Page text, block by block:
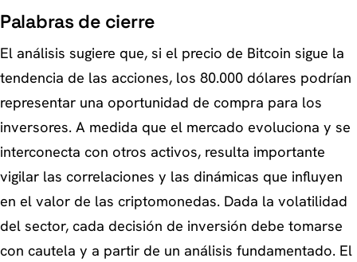
Palabras de cierre
El análisis sugiere que, si el precio de Bitcoin sigue la
tendencia de las acciones, los 80.000 dólares podrían
representar una oportunidad de compra para los
inversores. A medida que el mercado evoluciona y se
interconecta con otros activos, resulta importante
vigilar las correlaciones y las dinámicas que influyen
en el valor de las criptomonedas. Dada la volatilidad
del sector, cada decisión de inversión debe tomarse
con cautela y a partir de un análisis fundamentado. El